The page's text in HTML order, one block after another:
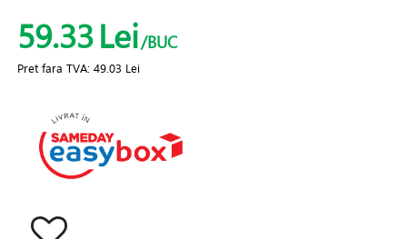
59.33Lei/BUC
Pret fara TVA:49.03 Lei